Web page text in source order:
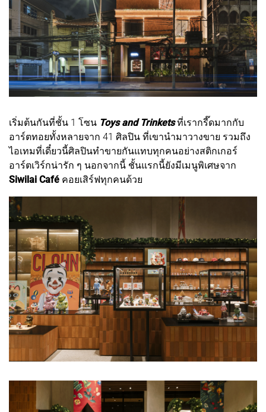
เริ่มต้นกันที่ชั้น 1 โซน Toys and Trinketsที่เรากรี๊ดมากกับ
อาร์ตทอยทั้งหลายจาก 41 ศิลปิน ที่เขานำมาวางขาย รวมถึง
ไอเทมที่เดี๋ยวนี้ศิลปินทำขายกันแทบทุกคนอย่างสติกเกอร์
อาร์ตเวิร์กน่ารัก ๆ นอกจากนี้ ชั้นแรกนี้ยังมีเมนูพิเศษจาก
Siwilai Café คอยเสิร์ฟทุกคนด้วย